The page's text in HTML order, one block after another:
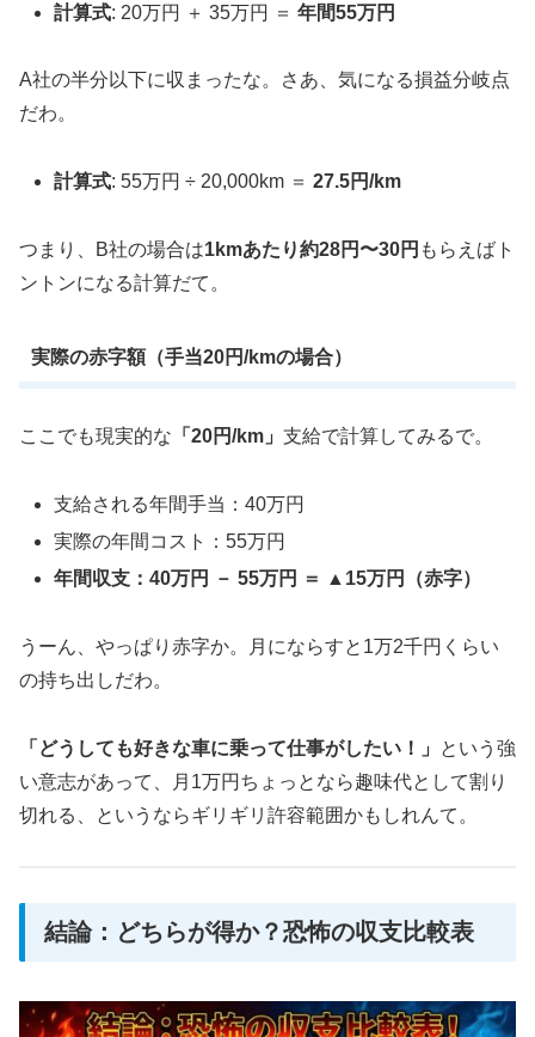
計算式: 20万円 ＋ 35万円 ＝年間55万円
A社の半分以下に収まったな。さあ、気になる損益分岐点
だわ。
計算式: 55万円 ÷ 20,000km ＝27.5円/km
つまり、B社の場合は1kmあたり約28円〜30円 もらえばト
ントンになる計算だて。
実際の赤字額（手当20円/kmの場合）
ここでも現実的な 「20円/km」 支給で計算してみるで。
支給される年間手当：40万円
実際の年間コスト：55万円
年間収支：40万円 － 55万円 ＝ ▲15万円（赤字）
うーん、やっぱり赤字か。月にならすと1万2千円くらい
の持ち出しだわ。
「どうしても好きな車に乗って仕事がしたい！」
という強
い意志があって、月1万円ちょっとなら趣味代として割り
切れる、というならギリギリ許容範囲かもしれんて。
結論：どちらが得か？恐怖の収支比較表